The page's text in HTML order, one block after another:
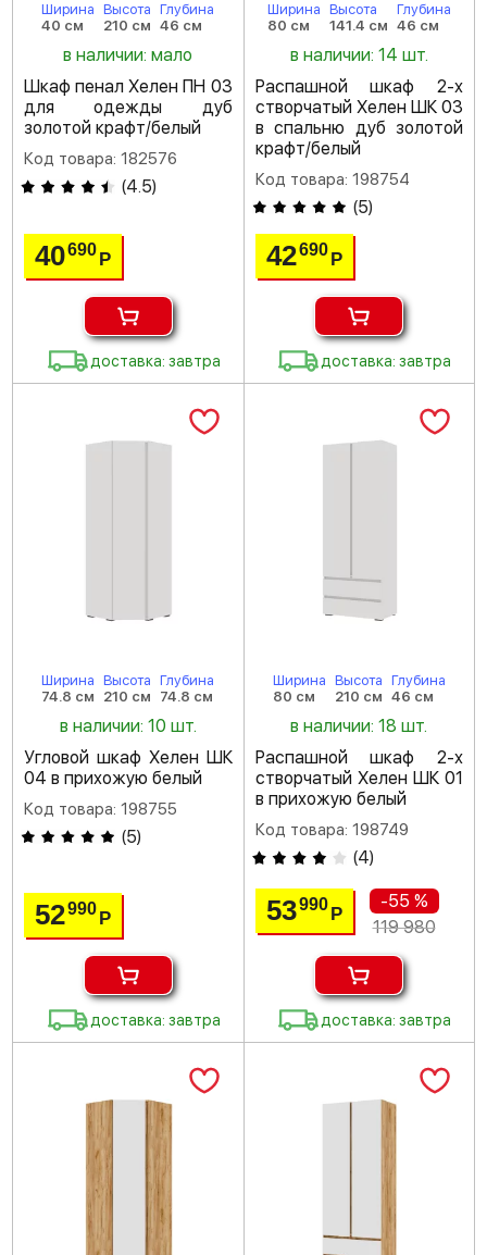
Ширина
40 см
Высота
210 см
Глубина
46 см
в наличии: мало
Шкаф пенал Хелен ПН 03
для одежды дуб
золотой крафт/белый
Код товара: 182576
(4.5)
40690Р
доставка: завтра
Ширина
80 см
Высота
141.4 см
Глубина
46 см
в наличии: 14 шт.
Распашной шкаф 2-х
створчатый Хелен ШК 03
в спальню дуб золотой
крафт/белый
Код товара: 198754
(5)
42690 Р
доставка: завтра
Ширина
74.8 см
Высота
210 см
Глубина
74.8 см
в наличии: 10 шт.
Угловой шкаф Хелен ШК
04 в прихожую белый
Код товара: 198755
(5)
52990Р
доставка: завтра
Ширина
80 см
Высота
210 см
Глубина
46 см
в наличии: 18 шт.
Распашной шкаф 2-х
створчатый Хелен ШК 01
в прихожую белый
Код товара: 198749
(4)
53990 Р
-55 %
119 980
доставка: завтра